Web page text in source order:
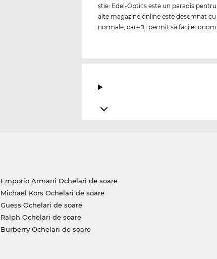
ştie: Edel-Optics este un paradis
alte magazine online este desemnat cu
normale, care îţi permit să faci
Emporio Armani Ochelari de soare
Michael Kors Ochelari de soare
Guess Ochelari de soare
Ralph Ochelari de soare
Burberry Ochelari de soare